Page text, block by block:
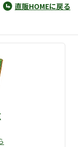
直販HOMEに戻る